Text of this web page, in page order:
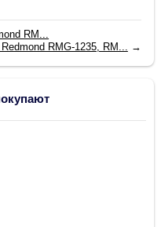
RM...
RMG-1235, RM... →